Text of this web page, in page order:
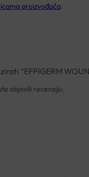
proizvođača.
“EFFIGERM
objavili recenziju.